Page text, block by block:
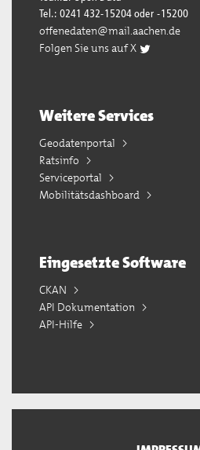
Tel.: 0241 432-15204 oder -15200
offenedaten@mail.aachen.de
Folgen Sie uns auf X
Weitere Services
Geodatenportal
Ratsinfo
Serviceportal
Mobilitätsdashboard
Eingesetzte Software
CKAN
API Dokumentation
API-Hilfe